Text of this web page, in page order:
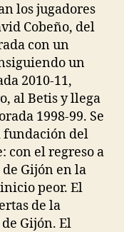
los jugadores
Cobeño, del
con un
un
2010-11,
al Betis y llega
1998-99. Se
fundación del
con el regreso a
Gijón en la
peor. El
de la
Gijón. El